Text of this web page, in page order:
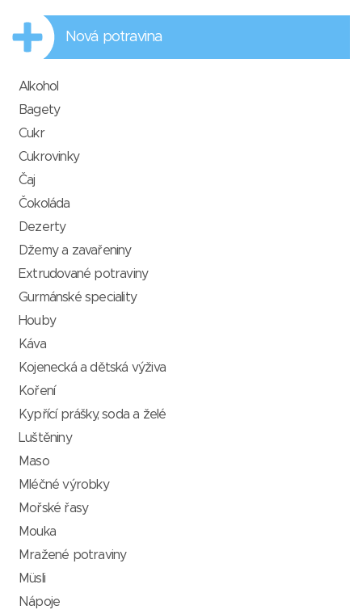
Nová potravina
Alkohol
Bagety
Cukr
Cukrovinky
Čaj
Čokoláda
Dezerty
Džemy a zavařeniny
Extrudované potraviny
Gurmánské speciality
Houby
Káva
Kojenecká a dětská výživa
Koření
Kypřící prášky, soda a želé
Luštěniny
Maso
Mléčné výrobky
Mořské řasy
Mouka
Mražené potraviny
Müsli
Nápoje